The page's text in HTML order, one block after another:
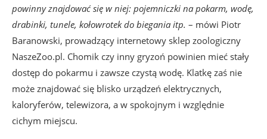
powinny znajdować się w niej: pojemniczki na pokarm, wodę,
drabinki, tunele, kołowrotek do biegania itp. – mówi Piotr
Baranowski, prowadzący internetowy sklep zoologiczny
NaszeZoo.pl. Chomik czy inny gryzoń powinien mieć stały
dostęp do pokarmu i zawsze czystą wodę. Klatkę zaś nie
może znajdować się blisko urządzeń elektrycznych,
kaloryferów, telewizora, a w spokojnym i względnie
cichym miejscu.